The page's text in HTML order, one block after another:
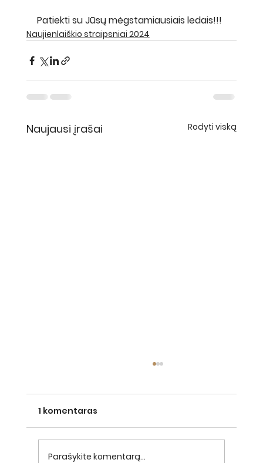
Patiekti su Jūsų mėgstamiausiais ledais!!!
Naujienlaiškio straipsniai 2024
Naujausi įrašai Rodyti viską
VEGAN PAVLOVA
1 komentaras
Parašykite komentarą...